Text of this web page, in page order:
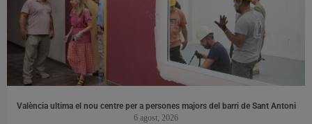
València ultima el nou centre per a persones majors del barri de Sant Antoni
6 agost, 2026